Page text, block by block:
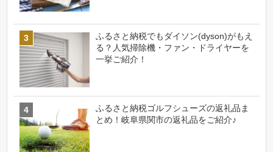
ふるさと納税でもダイソン(dyson)がもえ
る？人気掃除機・ファン・ドライヤーを
一挙ご紹介！
ふるさと納税ゴルフシューズの返礼品ま
とめ！岐阜県関市の返礼品をご紹介♪